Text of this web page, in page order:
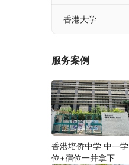
香港大学
服务案例
香港培侨中学 中一学
位+宿位一并拿下